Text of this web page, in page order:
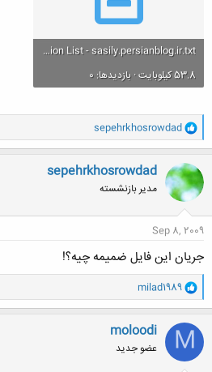
Megastructures Huge Collection List - sasily.persianblog.ir.txt
53.8 کیلوبایت · بازدیدها: 0
و
ا
ک
ن
ش
ه
ا
sepehrkhosrowdad
sepehrkhosrowdad
مدیر بازنشسته
Sep 8, 2009
جریان این فایل ضمیمه چیه؟!
و
ا
ک
ن
ش
ه
ا
milad1989
M
moloodi
عضو جدید